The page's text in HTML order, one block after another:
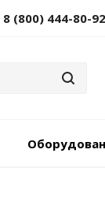
8 (800) 444-80-92